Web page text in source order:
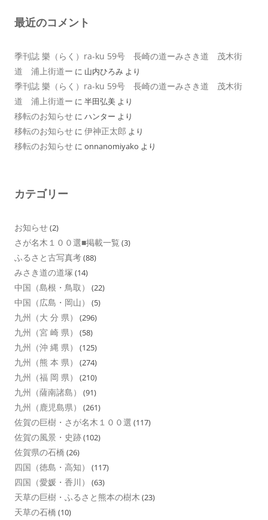
最近のコメント
季刊誌 樂（らく）ra-ku 59号 長崎の道ーみさき道 茂木街
道 浦上街道ー に 山内ひろみ より
季刊誌 樂（らく）ra-ku 59号 長崎の道ーみさき道 茂木街
道 浦上街道ー に 半田弘美 より
移転のお知らせ に ハンター より
移転のお知らせ に 伊神正太郎 より
移転のお知らせ に onnanomiyako より
カテゴリー
お知らせ(2)
さが名木１００選■掲載一覧 (3)
ふるさと古写真考(88)
みさき道の道塚 (14)
中国（島根・鳥取） (22)
中国（広島・岡山） (5)
九州（大 分 県） (296)
九州（宮 崎 県） (58)
九州（沖 縄 県） (125)
九州（熊 本 県） (274)
九州（福 岡 県） (210)
九州（薩南諸島） (91)
九州（鹿児島県） (261)
佐賀の巨樹・さが名木１００選 (117)
佐賀の風景・史跡(102)
佐賀県の石橋 (26)
四国（徳島・高知） (117)
四国（愛媛・香川） (63)
天草の巨樹・ふるさと熊本の樹木 (23)
天草の石橋 (10)